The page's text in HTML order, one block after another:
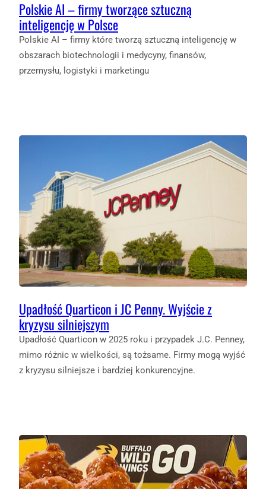
Polskie AI – firmy tworzące sztuczną
inteligencję w Polsce
Polskie AI – firmy które tworzą sztuczną inteligencję w
obszarach biotechnologii i medycyny, finansów,
przemysłu, logistyki i marketingu
Upadłość Quarticon i JC Penny. Wyjście z
kryzysu silniejszym
Upadłość Quarticon w 2025 roku i przypadek J.C. Penney,
mimo różnic w wielkości, są tożsame. Firmy mogą wyjść
z kryzysu silniejsze i bardziej konkurencyjne.